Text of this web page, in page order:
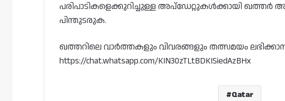
പരിപാടികളെക്കുറിച്ചുള്ള അപ്‌ഡേറ്റുകൾക്കായി ഖത്തർ
പിന്തുടരുക.
ഖത്തറിലെ വാർത്തകളും വിവരങ്ങളും തത്സമയം
https://chat.whatsapp.com/KIN30zTLtBDKISiedAzBHx
Qatar